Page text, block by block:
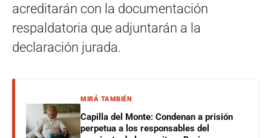
acreditarán con la documentación
respaldatoria que adjuntarán a la
declaración jurada.
MIRÁ TAMBIÉN
Capilla del Monte: Condenan a prisión
perpetua a los responsables del